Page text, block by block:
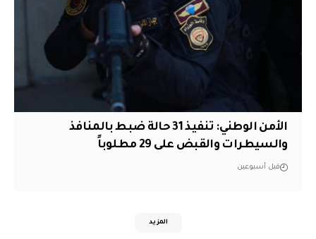
الأمن الوطني: تنفيذ 31 حالة ضبط بالمنافذ
والسيطرات والقبض على 29 مطلوباً
قبل أسبوعين
المزيد